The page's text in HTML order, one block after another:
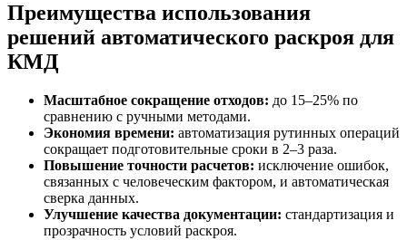
Преимущества использования
решений автоматического раскроя для
КМД
Масштабное сокращение отходов: до 15–25% по
сравнению с ручными методами.
Экономия времени: автоматизация рутинных операций
сокращает подготовительные сроки в 2–3 раза.
Повышение точности расчетов: исключение ошибок,
связанных с человеческим фактором, и автоматическая
сверка данных.
Улучшение качества документации: стандартизация и
прозрачность условий раскроя.